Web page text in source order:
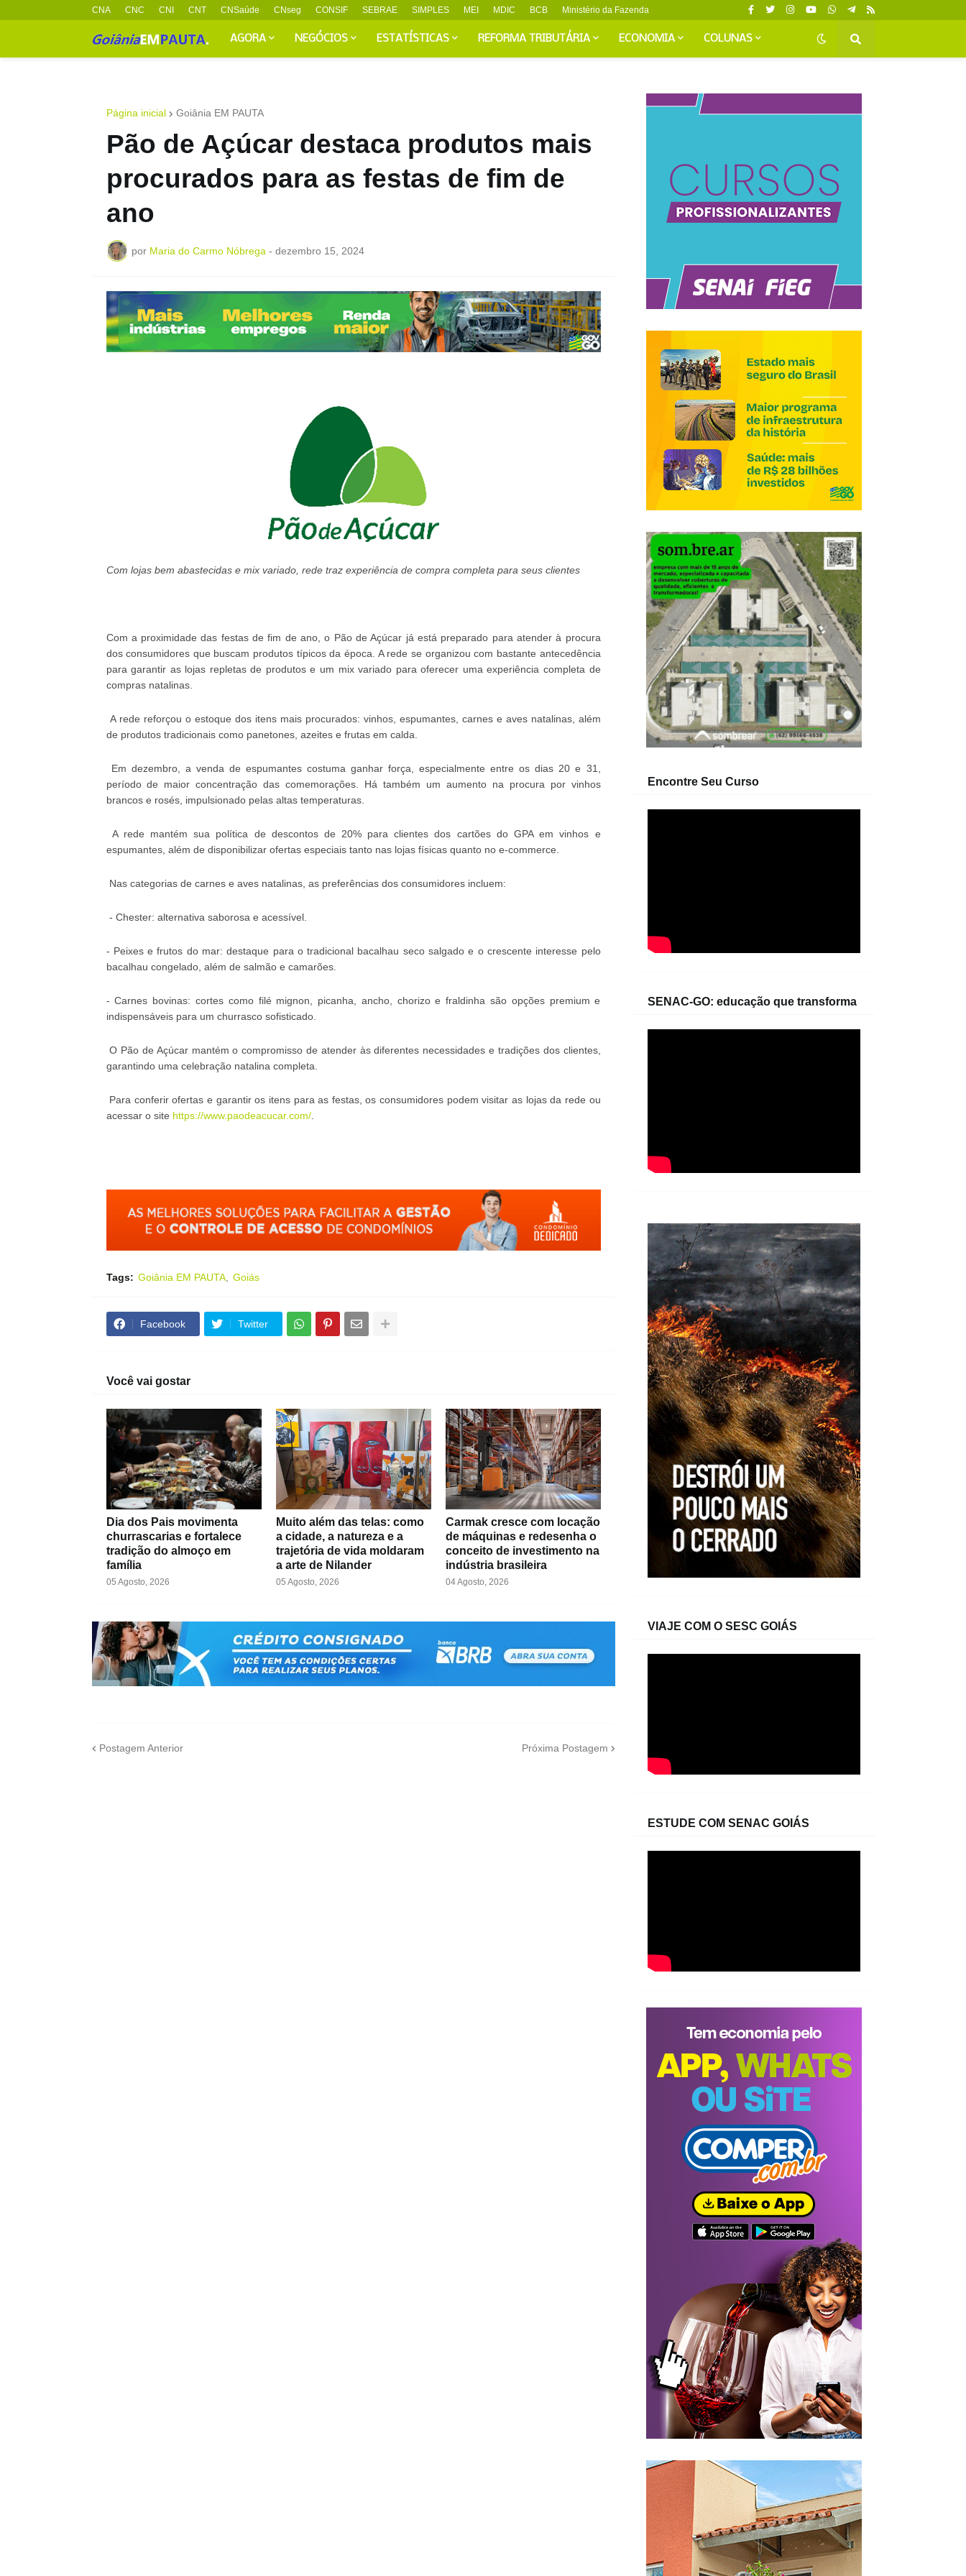
CNA CNC CNI CNT CNSaúde CNseg CONSIF SEBRAE SIMPLES MEI MDIC BCB Ministério da Fazenda
AGORA NEGÓCIOS ESTATÍSTICAS REFORMA TRIBUTÁRIA ECONOMIA COLUNAS
Página inicial Goiânia EM PAUTA
Pão de Açúcar destaca produtos mais
procurados para as festas de fim de
ano
por Maria do Carmo Nóbrega - dezembro 15, 2024
Com lojas bem abastecidas e mix variado, rede traz experiência de compra completa para seus clientes
Com a proximidade das festas de fim de ano, o Pão de Açúcar já está preparado para atender à procura
dos consumidores que buscam produtos típicos da época. A rede se organizou com bastante antecedência
para garantir as lojas repletas de produtos e um mix variado para oferecer uma experiência completa de
compras natalinas.
A rede reforçou o estoque dos itens mais procurados: vinhos, espumantes, carnes e aves natalinas, além
de produtos tradicionais como panetones, azeites e frutas em calda.
Em dezembro, a venda de espumantes costuma ganhar força, especialmente entre os dias 20 e 31,
período de maior concentração das comemorações. Há também um aumento na procura por vinhos
brancos e rosés, impulsionado pelas altas temperaturas.
A rede mantém sua política de descontos de 20% para clientes dos cartões do GPA em vinhos e
espumantes, além de disponibilizar ofertas especiais tanto nas lojas físicas quanto no e-commerce.
Nas categorias de carnes e aves natalinas, as preferências dos consumidores incluem:
- Chester: alternativa saborosa e acessível.
- Peixes e frutos do mar: destaque para o tradicional bacalhau seco salgado e o crescente interesse pelo
bacalhau congelado, além de salmão e camarões.
- Carnes bovinas: cortes como filé mignon, picanha, ancho, chorizo e fraldinha são opções premium e
indispensáveis para um churrasco sofisticado.
O Pão de Açúcar mantém o compromisso de atender às diferentes necessidades e tradições dos clientes,
garantindo uma celebração natalina completa.
Para conferir ofertas e garantir os itens para as festas, os consumidores podem visitar as lojas da rede ou
acessar o site https://www.paodeacucar.com/.
Tags: Goiânia EM PAUTA Goiás
Facebook Twitter
Você vai gostar
Dia dos Pais movimenta
churrascarias e fortalece
tradição do almoço em
família
05 Agosto, 2026
Muito além das telas: como
a cidade, a natureza e a
trajetória de vida moldaram
a arte de Nilander
05 Agosto, 2026
Carmak cresce com locação
de máquinas e redesenha o
conceito de investimento na
indústria brasileira
04 Agosto, 2026
Postagem Anterior Próxima Postagem
Encontre Seu Curso
SENAC-GO: educação que transforma
VIAJE COM O SESC GOIÁS
ESTUDE COM SENAC GOIÁS